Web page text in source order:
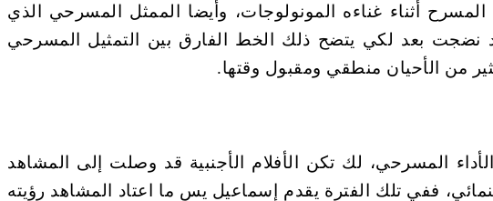
أثناء غناءه المونولوجات، وأيضا الممثل المسرحي الذي
نضجت بعد لكي يتضح ذلك الخط الفارق بين التمثيل المسرحي
من الأحيان منطقي ومقبول وقتها.
المسرحي، لك تكن الأفلام الأجنبية قد وصلت إلى المشاهد
ففي تلك الفترة يقدم إسماعيل يس ما اعتاد المشاهد رؤيته